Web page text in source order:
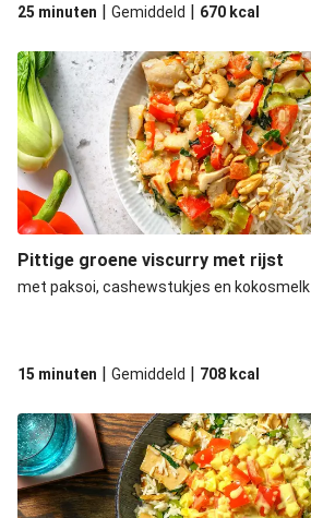
25 minuten | Gemiddeld | 670 kcal
Pittige groene viscurry met rijst
met paksoi, cashewstukjes en kokosmelk
15 minuten | Gemiddeld | 708 kcal